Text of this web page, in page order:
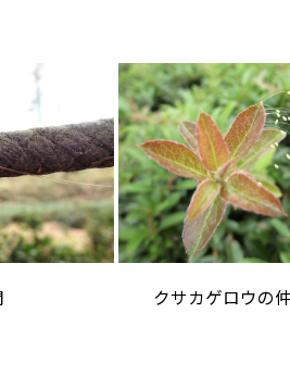
クサカゲロウの仲